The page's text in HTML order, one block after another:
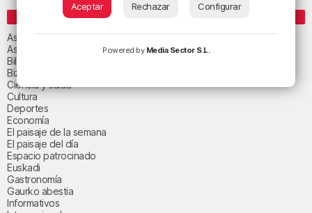
Asteburuko Planak
Asteko abestia
Bilbao
Bizkaia
Ciencia y salud
Cultura
Deportes
Economía
El paisaje de la semana
El paisaje del día
Espacio patrocinado
Euskadi
Gastronomía
Gaurko abestia
Informativos
Aceptar Rechazar Configurar
Powered by Media Sector S.L.